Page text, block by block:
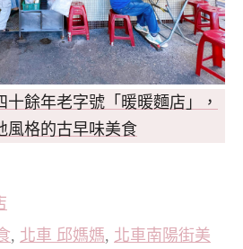
十餘年老字號「暖暖麵店」，
風格的古早味美食
, 北車 邱媽媽, 北車南陽街美